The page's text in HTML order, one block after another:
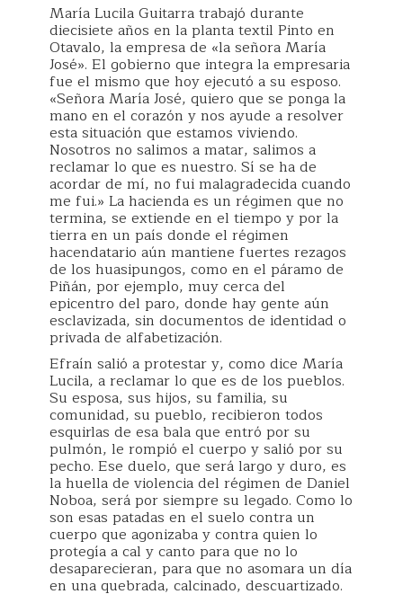
María Lucila Guitarra trabajó durante
diecisiete años en la planta textil Pinto en
Otavalo, la empresa de «la señora María
José». El gobierno que integra la empresaria
fue el mismo que hoy ejecutó a su esposo.
«Señora María José, quiero que se ponga la
mano en el corazón y nos ayude a resolver
esta situación que estamos viviendo.
Nosotros no salimos a matar, salimos a
reclamar lo que es nuestro. Sí se ha de
acordar de mí, no fui malagradecida cuando
me fui.» La hacienda es un régimen que no
termina, se extiende en el tiempo y por la
tierra en un país donde el régimen
hacendatario aún mantiene fuertes rezagos
de los huasipungos, como en el páramo de
Piñán, por ejemplo, muy cerca del
epicentro del paro, donde hay gente aún
esclavizada, sin documentos de identidad o
privada de alfabetización.
Efraín salió a protestar y, como dice María
Lucila, a reclamar lo que es de los pueblos.
Su esposa, sus hijos, su familia, su
comunidad, su pueblo, recibieron todos
esquirlas de esa bala que entró por su
pulmón, le rompió el cuerpo y salió por su
pecho. Ese duelo, que será largo y duro, es
la huella de violencia del régimen de Daniel
Noboa, será por siempre su legado. Como lo
son esas patadas en el suelo contra un
cuerpo que agonizaba y contra quien lo
protegía a cal y canto para que no lo
desaparecieran, para que no asomara un día
en una quebrada, calcinado, descuartizado.